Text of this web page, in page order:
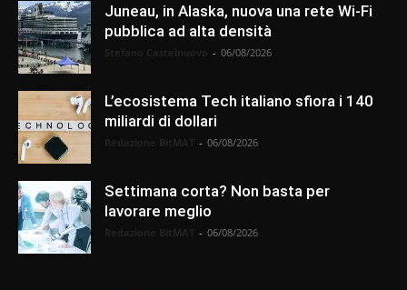
Juneau, in Alaska, nuova una rete Wi-Fi
pubblica ad alta densità
- 06/08/2026
L’ecosistema Tech italiano sfiora i 140
miliardi di dollari
- 06/08/2026
Settimana corta? Non basta per
lavorare meglio
- 06/08/2026